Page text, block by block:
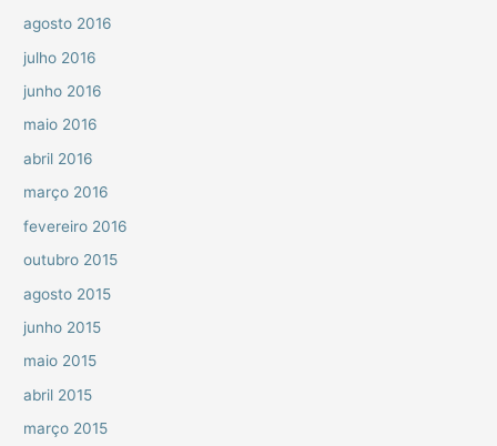
agosto 2016
julho 2016
junho 2016
maio 2016
abril 2016
março 2016
fevereiro 2016
outubro 2015
agosto 2015
junho 2015
maio 2015
abril 2015
março 2015